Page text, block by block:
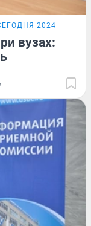
2024
вузах: